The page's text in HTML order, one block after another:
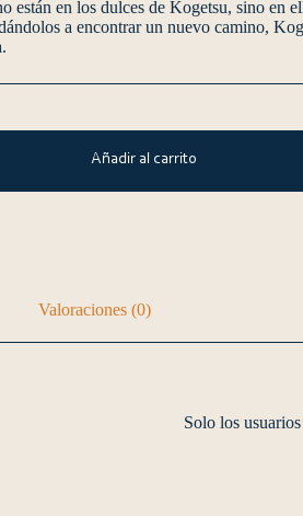
están en los dulces de Kogetsu, sino en
a encontrar un nuevo camino,
Añadir al carrito
Valoraciones (0)
Solo los